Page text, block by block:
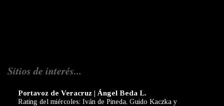
Sitios de interés...
Portavoz de Veracruz | Ángel Beda L.
Rating del miércoles: Iván de Pineda, Guido Kaczka y